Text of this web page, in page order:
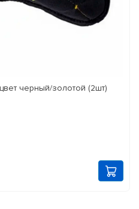
черный/золотой (2шт)